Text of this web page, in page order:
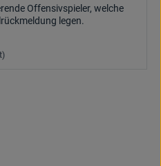
Offensivspieler, welche
legen.